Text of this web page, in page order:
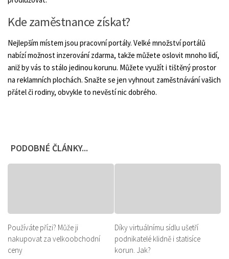
Kde zaměstnance získat?
Nejlepším místem jsou pracovní portály. Velké množství portálů
nabízí možnost inzerování zdarma, takže můžete oslovit mnoho lidí,
aniž by vás to stálo jedinou korunu. Můžete využít i tištěný prostor
na reklamních plochách. Snažte se jen vyhnout zaměstnávání vašich
přátel či rodiny, obvykle to nevěstí nic dobrého.
PODOBNÉ ČLÁNKY...
Používáte přízi? Může ji
nakupovat za velkoobchodní
ceny
Díky virtuálnímu sídlu ušetří
podnikatelé klidně i statisíce
korun. Jak?